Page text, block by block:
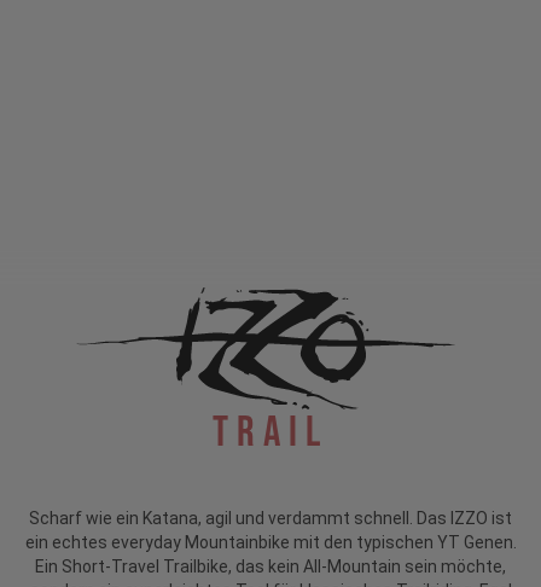
Trail
Scharf wie ein Katana, agil und verdammt schnell. Das IZZO ist
ein echtes everyday Mountainbike mit den typischen YT Genen.
Ein Short-Travel Trailbike, das kein All-Mountain sein möchte,